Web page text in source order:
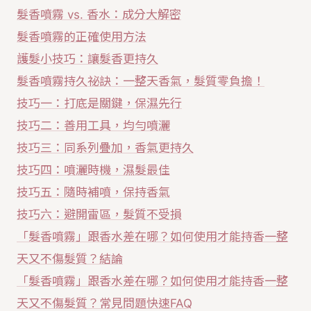
髮香噴霧 vs. 香水：成分大解密
髮香噴霧的正確使用方法
護髮小技巧：讓髮香更持久
髮香噴霧持久祕訣：一整天香氣，髮質零負擔！
技巧一：打底是關鍵，保濕先行
技巧二：善用工具，均勻噴灑
技巧三：同系列疊加，香氣更持久
技巧四：噴灑時機，濕髮最佳
技巧五：隨時補噴，保持香氣
技巧六：避開雷區，髮質不受損
「髮香噴霧」跟香水差在哪？如何使用才能持香一整
天又不傷髮質？結論
「髮香噴霧」跟香水差在哪？如何使用才能持香一整
天又不傷髮質？常見問題快速FAQ